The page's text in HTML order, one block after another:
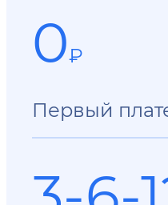
0₽
Первый